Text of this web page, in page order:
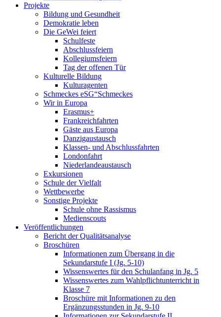
Projekte
Bildung und Gesundheit
Demokratie leben
Die GeWei feiert
Schulfeste
Abschlussfeiern
Kollegiumsfeiern
Tag der offenen Tür
Kulturelle Bildung
Kulturagenten
Schmeckes eSG“Schmeckes
Wir in Europa
Erasmus+
Frankreichfahrten
Gäste aus Europa
Danzigaustausch
Klassen- und Abschlussfahrten
Londonfahrt
Niederlandeaustausch
Exkursionen
Schule der Vielfalt
Wettbewerbe
Sonstige Projekte
Schule ohne Rassismus
Medienscouts
Veröffentlichungen
Bericht der Qualitätsanalyse
Broschüren
Informationen zum Übergang in die
Sekundarstufe I (Jg. 5-10)
Wissenswertes für den Schulanfang in Jg. 5
Wissenswertes zum Wahlpflichtunterricht in
Klasse 7
Broschüre mit Informationen zu den
Ergänzungsstunden in Jg. 9-10